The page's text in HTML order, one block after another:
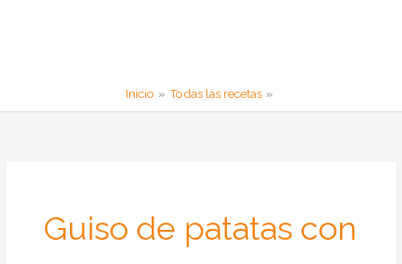
Inicio Todas las recetas
Guiso de patatas con